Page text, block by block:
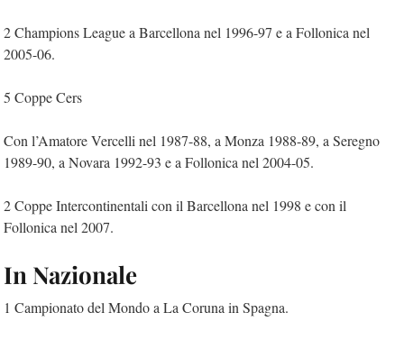
2 Champions League a Barcellona nel 1996-97 e a Follonica nel
2005-06.
5 Coppe Cers
Con l’Amatore Vercelli nel 1987-88, a Monza 1988-89, a Seregno
1989-90, a Novara 1992-93 e a Follonica nel 2004-05.
2 Coppe Intercontinentali con il Barcellona nel 1998 e con il
Follonica nel 2007.
In Nazionale
1 Campionato del Mondo a La Coruna in Spagna.